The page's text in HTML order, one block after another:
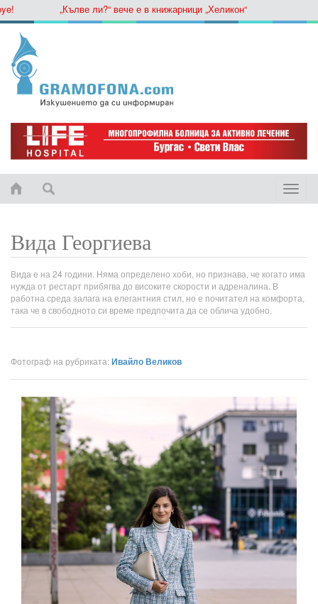
„Кълве ли?“ вече е в книжарници „Хеликон“
Toggle
Вида Георгиева
Вида е на 24 години. Няма определено хоби, но признава, че когато има
нужда от рестарт прибягва до високите скорости и адреналина. В
работна среда залага на елегантния стил, но е почитател на комфорта,
така че в свободното си време предпочита да се облича удобно.
Фотограф на рубриката:Ивайло Великов